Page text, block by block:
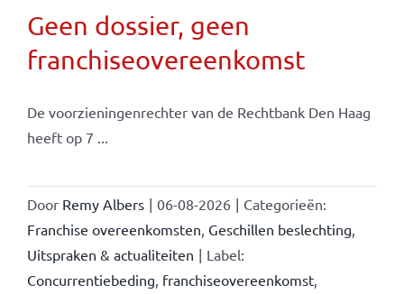
Geen dossier, geen
franchiseovereenkomst
De voorzieningenrechter van de Rechtbank Den Haag
heeft op 7 ...
Door Remy Albers | 06-08-2026 | Categorieën:
Franchise overeenkomsten Geschillen beslechting
Uitspraken & actualiteiten | Label:
Concurrentiebeding franchiseovereenkomst,